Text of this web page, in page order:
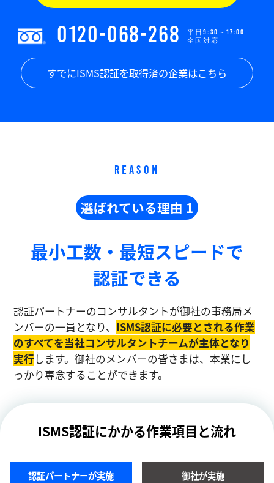
0120-068-268
平日9:30～17:00
全国対応
すでにISMS認証を取得済の企業はこちら
REASON
選ばれている理由 1
最小工数・最短スピードで
認証できる
認証パートナーのコンサルタントが御社の事務局メ
ンバーの一員となり、 ISMS認証に必要とされる作業
のすべてを当社コンサルタントチームが主体となり
実⾏ します。御社のメンバーの皆さまは、本業にし
っかり専念することができます。
ISMS認証にかかる作業項目と流れ
認証パートナーが実施 御社が実施